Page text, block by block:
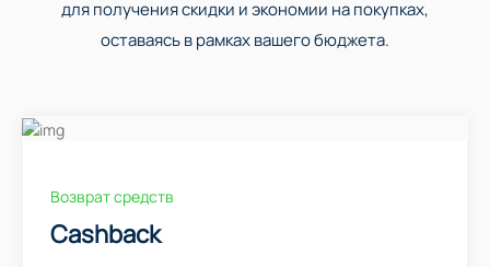
для получения скидки и экономии на покупках,
оставаясь в рамках вашего бюджета.
Возврат средств
Cashback